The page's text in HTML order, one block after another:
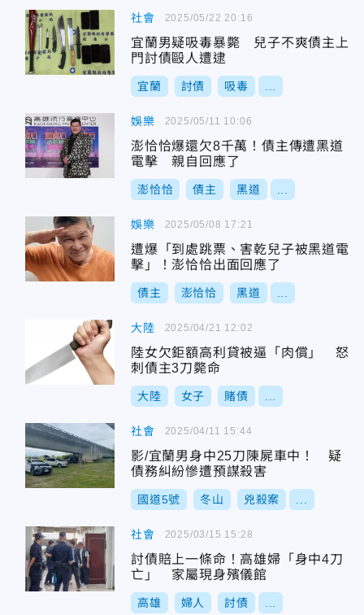
社會
宜蘭男疑吸毒暴斃 兒子不爽債主上
門討債毆人遭逮
宜蘭 討債 吸毒
2025/05/22 20:16
娛樂
澎恰恰爆還欠8千萬！債主傳遭黑道
電擊 親自回應了
澎恰恰 債主 黑道
2025/05/11 10:06
娛樂
遭爆「到處跳票、害乾兒子被黑道電
擊」！澎恰恰出面回應了
債主 澎恰恰 黑道
2025/05/08 17:21
大陸
陸女欠鉅額高利貸被逼「肉償」 怒
刺債主3刀斃命
大陸 女子 賭債
2025/04/21 12:02
社會
影/宜蘭男身中25刀陳屍車中！ 疑
債務糾紛慘遭預謀殺害
國道5號 冬山 兇殺案
2025/04/11 15:44
社會
討債賠上一條命！高雄婦「身中4刀
亡」 家屬現身殯儀館
高雄 婦人 討債
2025/03/15 15:28